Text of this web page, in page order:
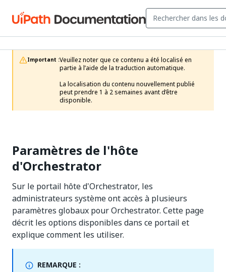
Important :Veuillez noter que ce contenu a été localisé en
partie à l’aide de la traduction automatique.
La localisation du contenu nouvellement publié
peut prendre 1 à 2 semaines avant d’être
disponible.
Paramètres de l'hôte
d'Orchestrator
Sur le portail hôte d'Orchestrator, les
administrateurs système ont accès à plusieurs
paramètres globaux pour Orchestrator. Cette page
décrit les options disponibles dans ce portail et
explique comment les utiliser.
REMARQUE :